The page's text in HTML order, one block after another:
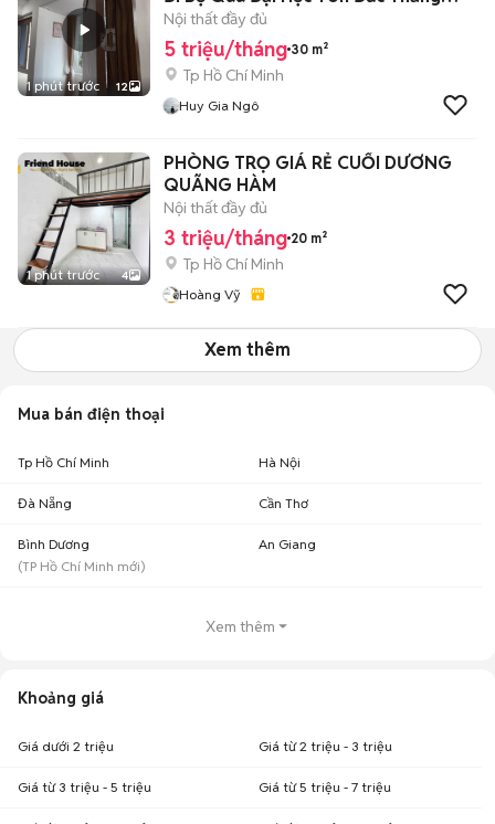
1 phút trước 12
Quận
Nội thất đầy đủ
5 triệu/tháng 30 m²
Tp Hồ Chí Minh
Huy Gia Ngô
1 phút trước 4
PHÒNG TRỌ GIÁ RẺ CUỐI DƯƠNG
QUÃNG HÀM
Nội thất đầy đủ
3 triệu/tháng 20 m²
Tp Hồ Chí Minh
Hoàng Vỹ
Xem thêm
Mua bán điện thoại
Tp Hồ Chí Minh Hà Nội
Đà Nẵng Cần Thơ
Bình Dương
(TP Hồ Chí Minh mới)
An Giang
Xem thêm
Khoảng giá
Giá dưới 2 triệu Giá từ 2 triệu - 3 triệu
Giá từ 3 triệu - 5 triệu Giá từ 5 triệu - 7 triệu